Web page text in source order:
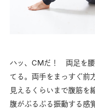
ハッ、CMだ！ 両足を腰
てる。両手をまっすぐ前
見えるくらいまで腹筋を
腹がぷるぷる振動する感